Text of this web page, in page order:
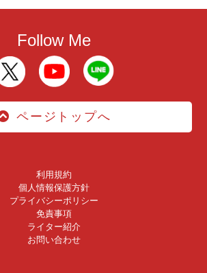
Follow Me
ページトップへ
利用規約
個人情報保護方針
プライバシーポリシー
免責事項
ライター紹介
お問い合わせ